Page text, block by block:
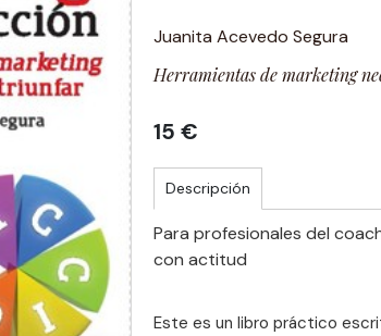
Juanita Acevedo Segura
Herramientas de marketing
15 €
Descripción
Para profesionales del
con actitud
Este es un libro práctico